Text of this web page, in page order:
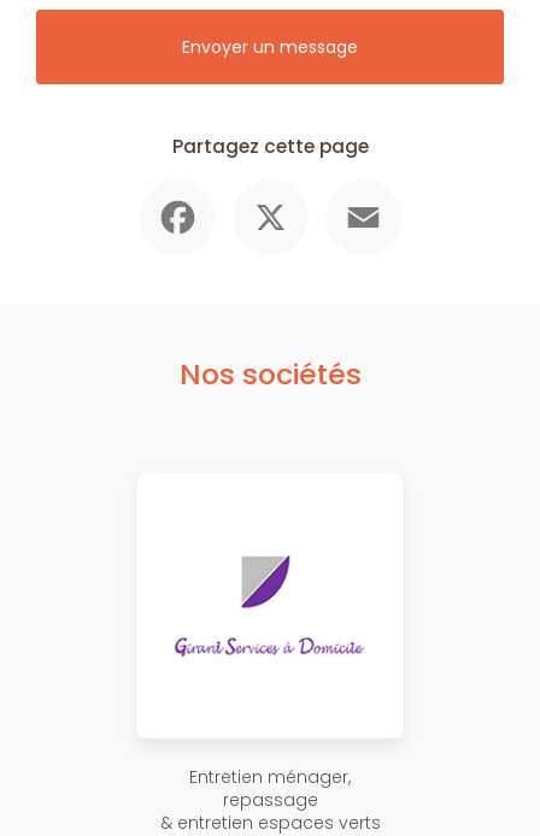
Envoyer un message
Partagez cette page
Nos sociétés
Entretien ménager,
repassage
& entretien espaces verts